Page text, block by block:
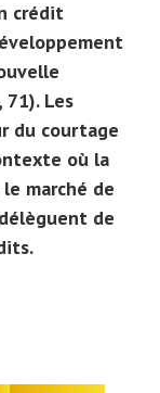
crédit
Les
du courtage
où la
marché de
de